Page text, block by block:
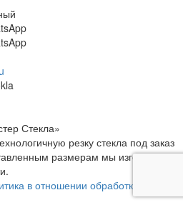
Стекла»
резку стекла под заказ
размерам мы изготовим
в отношении обработки